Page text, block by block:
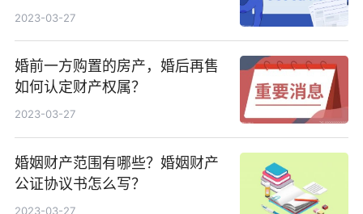
有哪些？
2023-03-27
婚前一方购置的房产，婚后再售
如何认定财产权属？
2023-03-27
婚姻财产范围有哪些？婚姻财产
公证协议书怎么写？
2023-03-27